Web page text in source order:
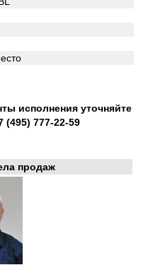
исполнения уточняйте
(495) 777-22-59
продаж